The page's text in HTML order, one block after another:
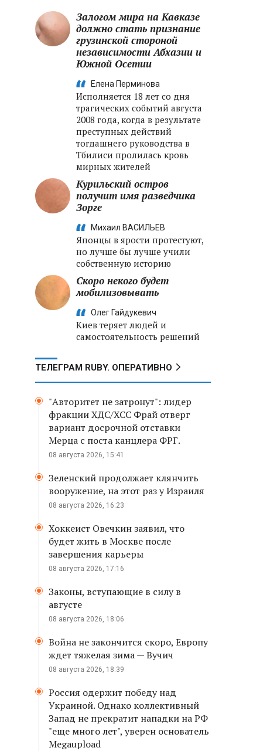
Залогом мира на Кавказе
должно стать признание
грузинской стороной
независимости Абхазии и
Южной Осетии
Елена Перминова
Исполняется 18 лет со дня
трагических событий августа
2008 года, когда в результате
преступных действий
тогдашнего руководства в
Тбилиси пролилась кровь
мирных жителей
Курильский остров
получит имя разведчика
Зорге
Михаил ВАСИЛЬЕВ
Японцы в ярости протестуют,
но лучше бы лучше учили
собственную историю
Скоро некого будет
мобилизовывать
Олег Гайдукевич
Киев теряет людей и
самостоятельность решений
ТЕЛЕГРАМ RUBY. ОПЕРАТИВНО
"Авторитет не затронут": лидер
фракции ХДС/ХСС Фрай отверг
вариант досрочной отставки
Мерца с поста канцлера ФРГ.
08 августа 2026, 15:41
Зеленский продолжает клянчить
вооружение, на этот раз у Израиля
08 августа 2026, 16:23
Хоккеист Овечкин заявил, что
будет жить в Москве после
завершения карьеры
08 августа 2026, 17:16
Законы, вступающие в силу в
августе
08 августа 2026, 18:06
Война не закончится скоро, Европу
ждет тяжелая зима — Вучич
08 августа 2026, 18:39
Россия одержит победу над
Украиной. Однако коллективный
Запад не прекратит нападки на РФ
"еще много лет", уверен основатель
Megaupload